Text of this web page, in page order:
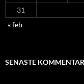
31
« feb
SENASTE